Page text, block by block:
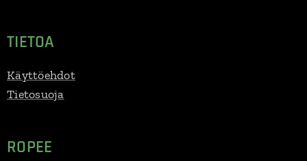
TIETOA
Käyttöehdot
Tietosuoja
ROPEE